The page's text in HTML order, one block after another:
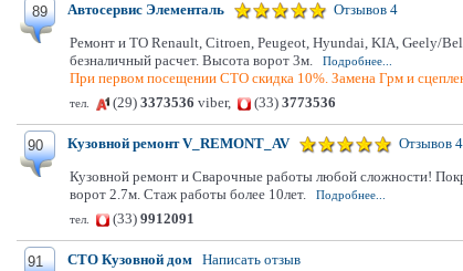
89 Автосервис Элементаль Отзывов 4
Ремонт и ТО Renault, Citroen, Peugeot, Hyundai, KIA, Geely/
безналичный расчет. Высота ворот 3м.
Подробнее...
При первом посещении СТО скидка 10%. Замена Грм и
тел. (29) 3373536 viber, (33) 3773536
90 Кузовной ремонт V_REMONT_AV Отзывов 4
Кузовной ремонт и Сварочные работы любой сложности!
ворот 2.7м. Стаж работы более 10лет.
Подробнее...
тел.
(33) 9912091
91 СТО Кузовной дом Написать отзыв